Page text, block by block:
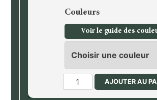
Couleurs
Voir le guide des
quantité
de
AJOUTER AU